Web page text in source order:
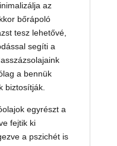
az
bőrápoló
tesz lehetővé,
segíti a
a bennük
biztosítják.
egyrészt a
fejtik ki
a pszichét is